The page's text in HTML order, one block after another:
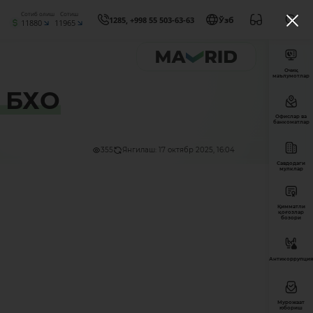
Сотиб олиш
11880
Сотиш
11965 1285, +998 55 503-63-63 Ўзб
БХО
355 Янгилаш: 17 октябр 2025, 16:04
Очиқ
маълумотлар
Офислар ва
банкоматлар
Савдодаги
мулклар
Қимматли
қоғозлар
бозори
Антикоррупция
Мурожаат
юбориш